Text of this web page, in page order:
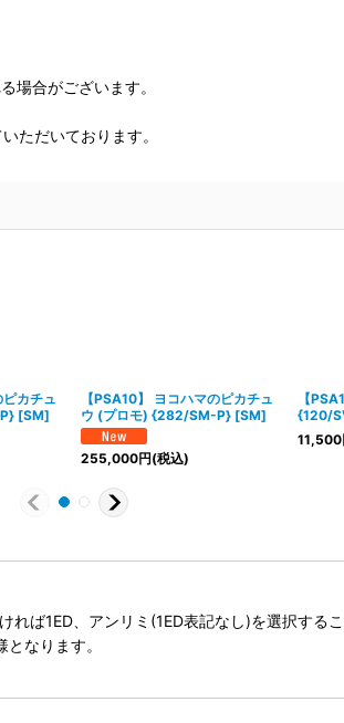
場合がございます。
ただいております。
ピカチュ
[SM]
【PSA10】 ヨコハマのピカチュ
ウ (プロモ) {282/SM-P} [SM]
255,000円(税込)
【
{120/
11,500
ば1ED、アンリミ(1ED表記なし)を選択するこ
なります。